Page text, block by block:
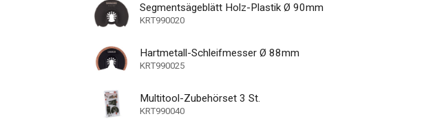
Segmentsägeblätt Holz-Plastik Ø 90mm
KRT990020
Hartmetall-Schleifmesser Ø 88mm
KRT990025
Multitool-Zubehörset 3 St.
KRT990040